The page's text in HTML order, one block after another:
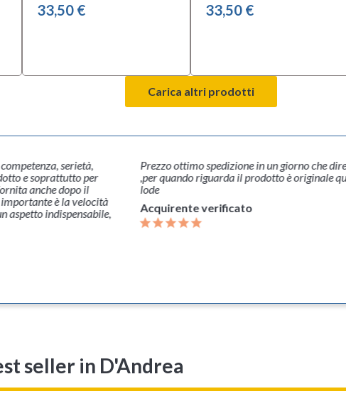
33,50 € 33,50 €
Carica altri prodotti
serietà,
e soprattutto per
anche dopo il
è la velocità
aspetto indispensabile,
Prezzo ottimo spedizione in un giorno che
,per quando riguarda il prodotto è originale
lode
Acquirente verificato
seller in D'Andrea